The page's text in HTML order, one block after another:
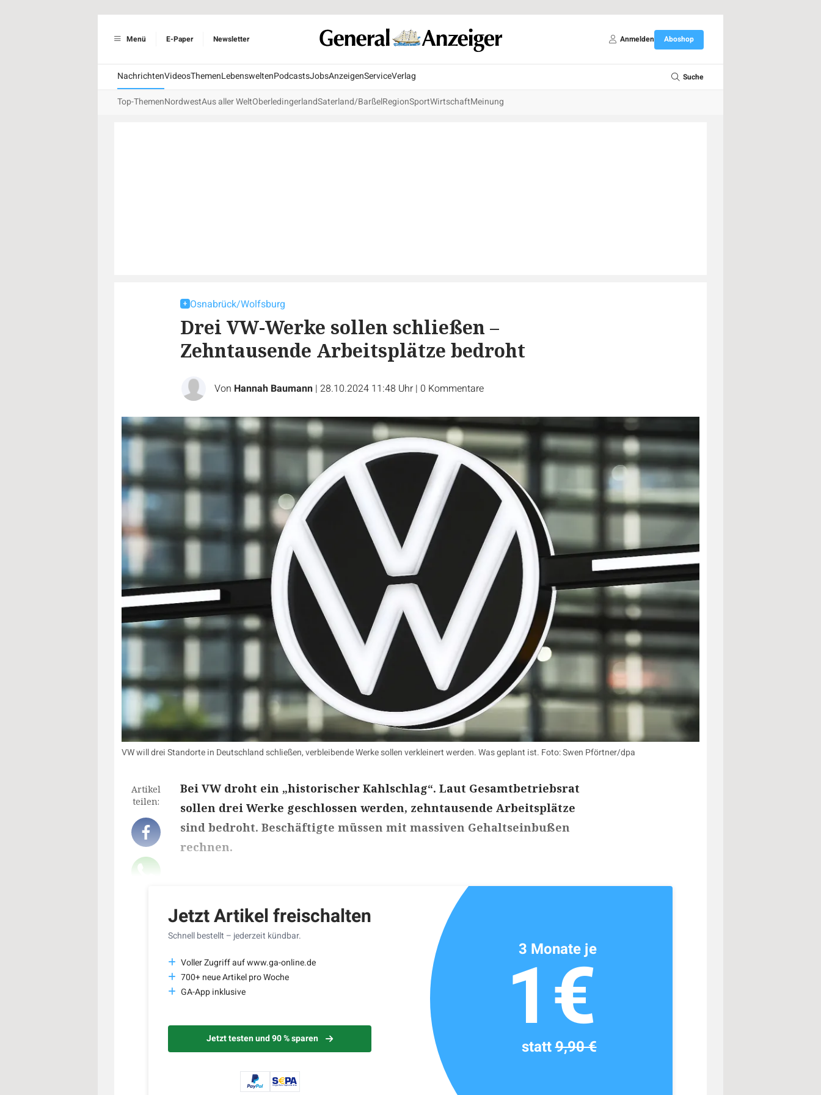
Menü E-Paper Newsletter Anmelden Aboshop
NachrichtenVideosThemenLebensweltenPodcastsJobsAnzeigenServiceVerlag Suche
Top-ThemenNordwestAus aller WeltOberledingerlandSaterland/BarßelRegionSportWirtschaftMeinung
Osnabrück/Wolfsburg
Drei VW-Werke sollen schließen –
Zehntausende Arbeitsplätze bedroht
Von Hannah Baumann | 28.10.2024 11:48 Uhr | 0 Kommentare
VW will drei Standorte in Deutschland schließen, verbleibende Werke sollen verkleinert werden. Was geplant ist. Foto: Swen Pförtner/dpa
Artikel
teilen:
Bei VW droht ein „historischer Kahlschlag“. Laut Gesamtbetriebsrat
sollen drei Werke geschlossen werden, zehntausende Arbeitsplätze
sind bedroht. Beschäftigte müssen mit massiven Gehaltseinbußen
rechnen.
Jetzt Artikel freischalten
Schnell bestellt – jederzeit kündbar.
Voller Zugriff auf www.ga-online.de
700+ neue Artikel pro Woche
GA-App inklusive
Jetzt testen und 90 % sparen
3 Monate je
1€
statt9,90 €